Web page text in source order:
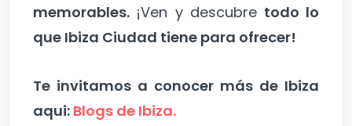
memorables. ¡Ven y descubre todo lo
que Ibiza Ciudad tiene para ofrecer!
Te invitamos a conocer más de Ibiza
aqui: Blogs de Ibiza.